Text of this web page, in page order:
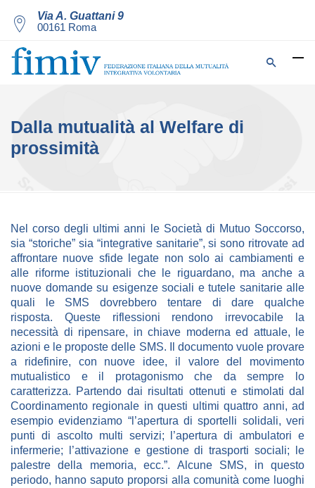
Via A. Guattani 9
00161 Roma
Dalla mutualità al Welfare di
prossimità
Nel corso degli ultimi anni le Società di Mutuo Soccorso,
sia “storiche” sia “integrative sanitarie”, si sono ritrovate ad
affrontare nuove sfide legate non solo ai cambiamenti e
alle riforme istituzionali che le riguardano, ma anche a
nuove domande su esigenze sociali e tutele sanitarie alle
quali le SMS dovrebbero tentare di dare qualche
risposta. Queste riflessioni rendono irrevocabile la
necessità di ripensare, in chiave moderna ed attuale, le
azioni e le proposte delle SMS. Il documento vuole provare
a ridefinire, con nuove idee, il valore del movimento
mutualistico e il protagonismo che da sempre lo
caratterizza. Partendo dai risultati ottenuti e stimolati dal
Coordinamento regionale in questi ultimi quattro anni, ad
esempio evidenziamo “l’apertura di sportelli solidali, veri
punti di ascolto multi servizi; l’apertura di ambulatori e
infermerie; l’attivazione e gestione di trasporti sociali; le
palestre della memoria, ecc.”. Alcune SMS, in questo
periodo, hanno saputo proporsi alla comunità come luoghi